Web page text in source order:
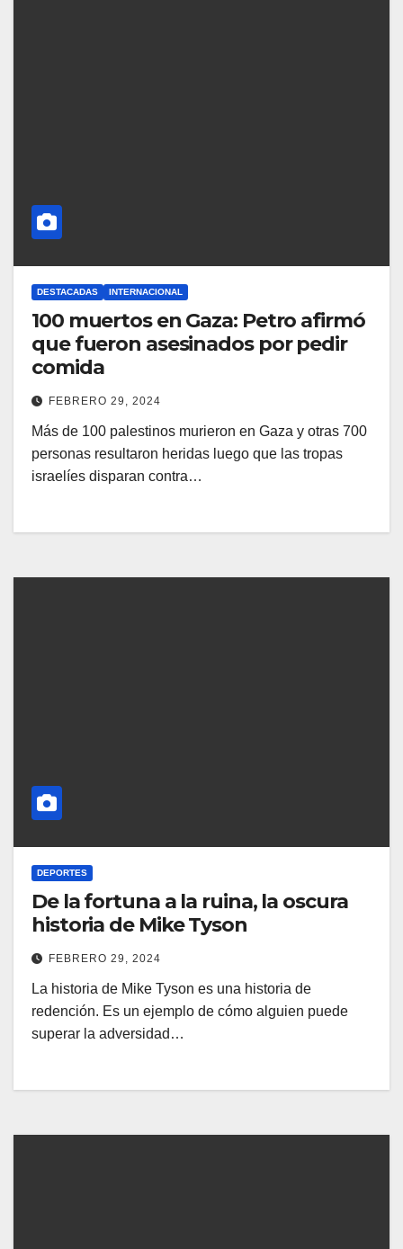
DESTACADAS INTERNACIONAL
100 muertos en Gaza: Petro afirmó
que fueron asesinados por pedir
comida
FEBRERO 29, 2024
Más de 100 palestinos murieron en Gaza y otras 700
personas resultaron heridas luego que las tropas
israelíes disparan contra…
DEPORTES
De la fortuna a la ruina, la oscura
historia de Mike Tyson
FEBRERO 29, 2024
La historia de Mike Tyson es una historia de
redención. Es un ejemplo de cómo alguien puede
superar la adversidad…